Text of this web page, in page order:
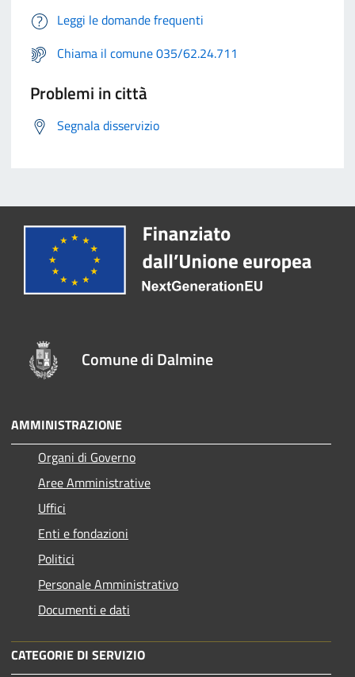
Leggi le domande frequenti
Chiama il comune 035/62.24.711
Problemi in città
Segnala disservizio
Comune di Dalmine
AMMINISTRAZIONE
Organi di Governo
Aree Amministrative
Uffici
Enti e fondazioni
Politici
Personale Amministrativo
Documenti e dati
CATEGORIE DI SERVIZIO